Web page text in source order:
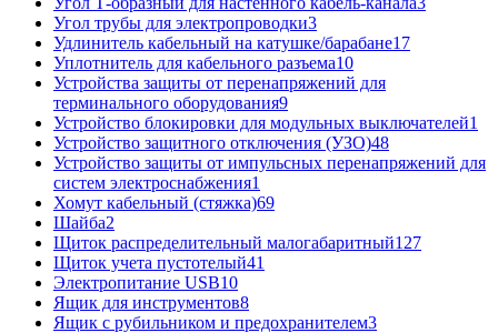
Угол трубы для электропроводки3
Удлинитель кабельный на катушке/барабане17
Уплотнитель для кабельного разъема10
Устройства защиты от перенапряжений для
терминального оборудования9
Устройство блокировки для модульных выключателей1
Устройство защитного отключения (УЗО)48
Устройство защиты от импульсных перенапряжений для
систем электроснабжения1
Хомут кабельный (стяжка)69
Шайба2
Щиток распределительный малогабаритный127
Щиток учета пустотелый41
Электропитание USB10
Ящик для инструментов8
Ящик с рубильником и предохранителем3